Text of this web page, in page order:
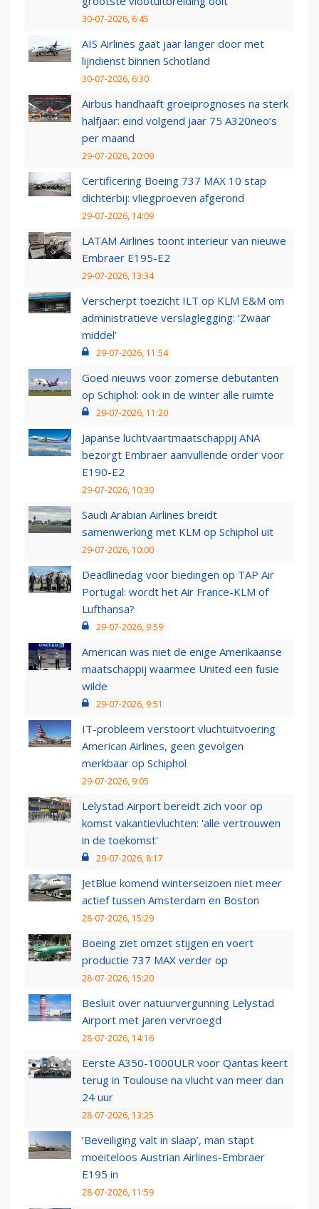
30-07-2026, 6:45
AIS Airlines gaat jaar langer door met
lijndienst binnen Schotland
30-07-2026, 6:30
Airbus handhaaft groeiprognoses na sterk
halfjaar: eind volgend jaar 75 A320neo’s
per maand
29-07-2026, 20:09
Certificering Boeing 737 MAX 10 stap
dichterbij: vliegproeven afgerond
29-07-2026, 14:09
LATAM Airlines toont interieur van nieuwe
Embraer E195-E2
29-07-2026, 13:34
Verscherpt toezicht ILT op KLM E&M om
administratieve verslaglegging: ‘Zwaar
middel’
29-07-2026, 11:54
Goed nieuws voor zomerse debutanten
op Schiphol: ook in de winter alle ruimte
29-07-2026, 11:20
Japanse luchtvaartmaatschappij ANA
bezorgt Embraer aanvullende order voor
E190-E2
29-07-2026, 10:30
Saudi Arabian Airlines breidt
samenwerking met KLM op Schiphol uit
29-07-2026, 10:00
Deadlinedag voor biedingen op TAP Air
Portugal: wordt het Air France-KLM of
Lufthansa?
29-07-2026, 9:59
American was niet de enige Amerikaanse
maatschappij waarmee United een fusie
wilde
29-07-2026, 9:51
IT-probleem verstoort vluchtuitvoering
American Airlines, geen gevolgen
merkbaar op Schiphol
29-07-2026, 9:05
Lelystad Airport bereidt zich voor op
komst vakantievluchten: 'alle vertrouwen
in de toekomst'
29-07-2026, 8:17
JetBlue komend winterseizoen niet meer
actief tussen Amsterdam en Boston
28-07-2026, 15:29
Boeing ziet omzet stijgen en voert
productie 737 MAX verder op
28-07-2026, 15:20
Besluit over natuurvergunning Lelystad
Airport met jaren vervroegd
28-07-2026, 14:16
Eerste A350-1000ULR voor Qantas keert
terug in Toulouse na vlucht van meer dan
24 uur
28-07-2026, 13:25
‘Beveiliging valt in slaap’, man stapt
moeiteloos Austrian Airlines-Embraer
E195 in
28-07-2026, 11:59